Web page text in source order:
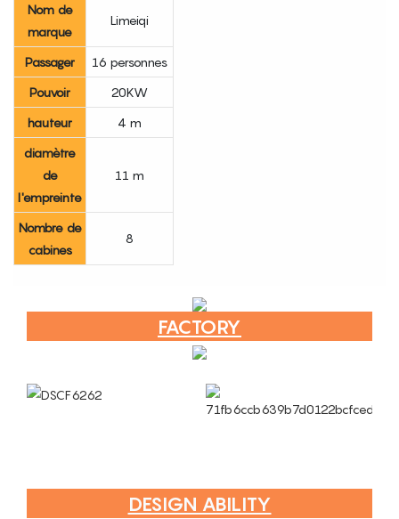
Nom de
marque
Limeiqi
Passager
16 personnes
Pouvoir
20KW
hauteur
4 m
diamètre
de
l'empreinte
11 m
Nombre de
cabines
8
FACTORY
DESIGN ABILITY